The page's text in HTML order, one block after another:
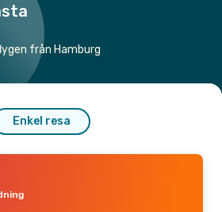
från Hamburg
Enkel resa